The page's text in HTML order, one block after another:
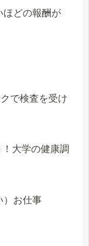
ほどの報酬が
で検査を受け
大学の健康調
）お仕事